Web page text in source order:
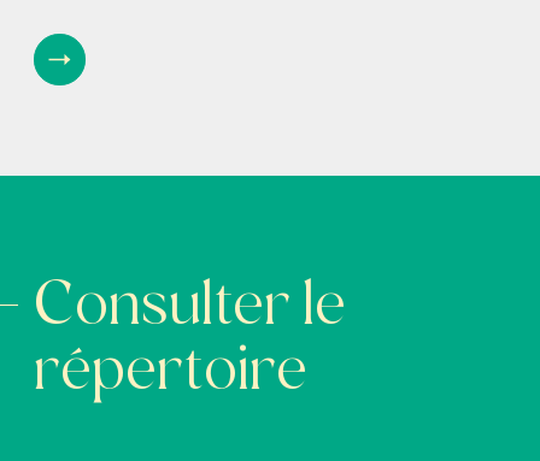
Consulter le
répertoire